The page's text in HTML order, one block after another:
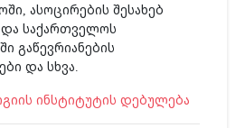
ასოცირების შესახებ
და საქართველოს
გაწევრიანების
და სხვა.
ინსტიტუტის დებულება